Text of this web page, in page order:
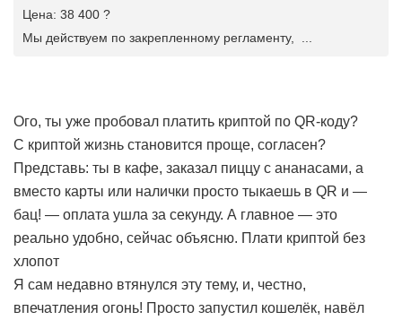
Цена: 38 400 ?
Мы действуем по закрепленному регламенту, ...
Ого, ты уже пробовал платить криптой по QR-коду?
С криптой жизнь становится проще, согласен?
Представь: ты в кафе, заказал пиццу с ананасами, а
вместо карты или налички просто тыкаешь в QR и —
бац! — оплата ушла за секунду. А главное — это
реально удобно, сейчас объясню. Плати криптой без
хлопот
Я сам недавно втянулся эту тему, и, честно,
впечатления огонь! Просто запустил кошелёк, навёл